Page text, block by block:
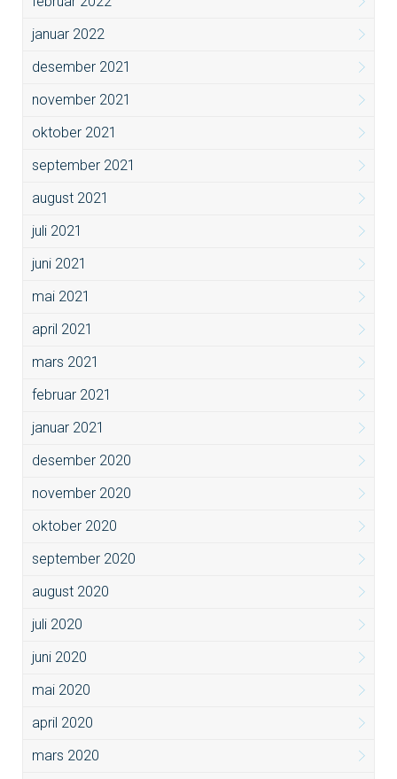
januar 2022
desember 2021
november 2021
oktober 2021
september 2021
august 2021
juli 2021
juni 2021
mai 2021
april 2021
mars 2021
februar 2021
januar 2021
desember 2020
november 2020
oktober 2020
september 2020
august 2020
juli 2020
juni 2020
mai 2020
april 2020
mars 2020